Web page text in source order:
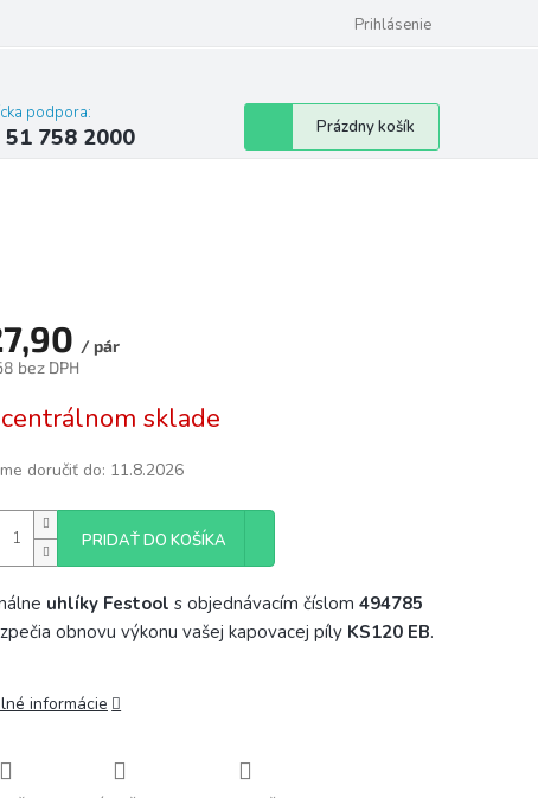
Prihlásenie
podpora:
51 758 2000
Nákupný
košík
Prázdny košík
/ pár
bez DPH
sklade
doručiť do: 11.8.2026
PRIDAŤ DO KOŠÍKA
uhlíky Festool s objednávacím číslom 494785
obnovu výkonu vašej kapovacej píly KS120 EB.
informácie